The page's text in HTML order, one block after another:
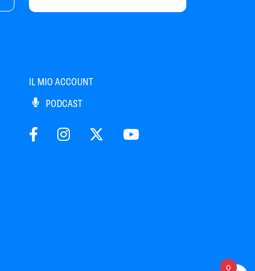
IL MIO ACCOUNT
PODCAST
0